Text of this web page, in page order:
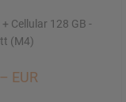
Cellular 128 GB -
(M4)
EUR